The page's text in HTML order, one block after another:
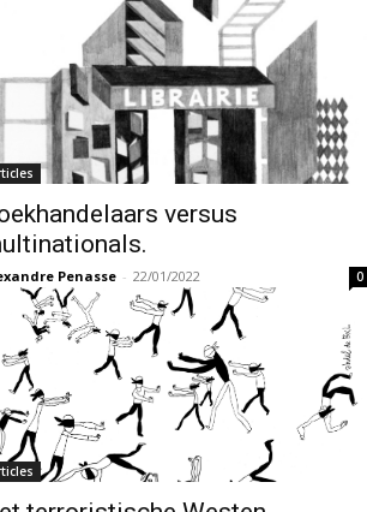
versus
Penasse - 22/01/2022 0